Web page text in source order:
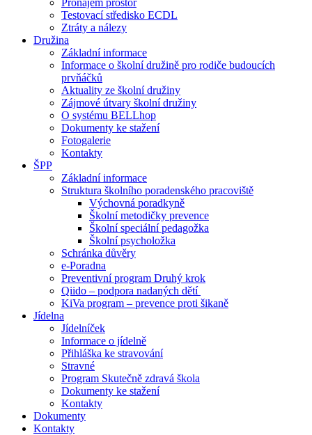
Pronájem prostor
Testovací středisko ECDL
Ztráty a nálezy
Družina
Základní informace
Informace o školní družině pro rodiče budoucích
prvňáčků
Aktuality ze školní družiny
Zájmové útvary školní družiny
O systému BELLhop
Dokumenty ke stažení
Fotogalerie
Kontakty
ŠPP
Základní informace
Struktura školního poradenského pracoviště
Výchovná poradkyně
Školní metodičky prevence
Školní speciální pedagožka
Školní psycholožka
Schránka důvěry
e-Poradna
Preventivní program Druhý krok
Qiido – podpora nadaných dětí
KiVa program – prevence proti šikaně
Jídelna
Jídelníček
Informace o jídelně
Přihláška ke stravování
Stravné
Program Skutečně zdravá škola
Dokumenty ke stažení
Kontakty
Dokumenty
Kontakty